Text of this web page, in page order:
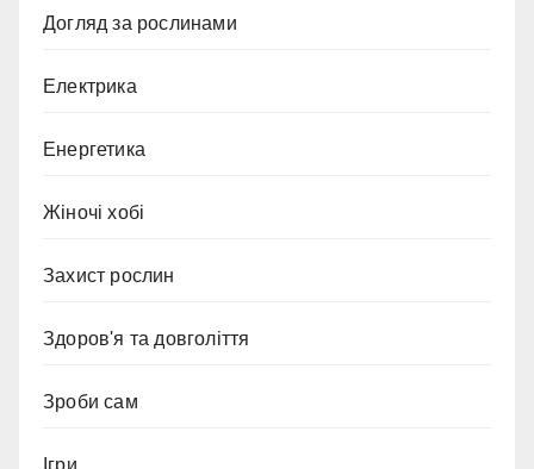
Догляд за рослинами
Електрика
Енергетика
Жіночі хобі
Захист рослин
Здоров'я та довголіття
Зроби сам